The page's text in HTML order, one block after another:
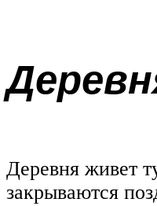
Деревня живет
закрываются